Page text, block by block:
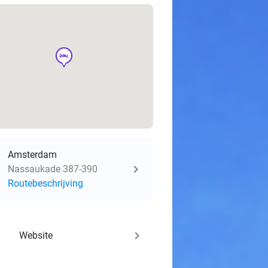
hotel
Amsterdam
Nassaukade 387-390
Routebeschrijving
Website keyboard_arrow_right